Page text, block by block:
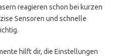
reagieren schon bei kurzen
Sensoren und schnelle
hilft dir, die Einstellungen